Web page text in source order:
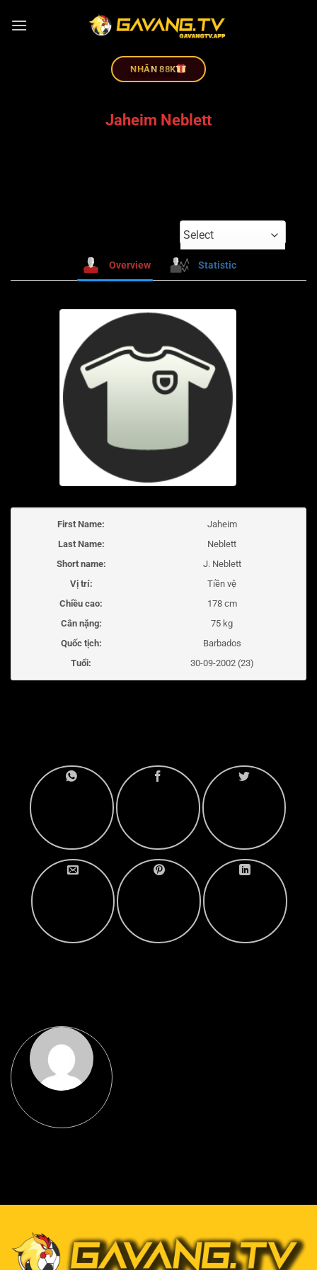
NHÂN 88K
Jaheim Neblett
Select
Overview Statistic
First Name:
Jaheim
Last Name:
Neblett
Short name:
J. Neblett
Vị trí:
Tiền vệ
Chiều cao:
178 cm
Cân nặng:
75 kg
Quốc tịch:
Barbados
Tuổi:
30-09-2002 (23)